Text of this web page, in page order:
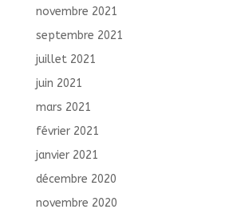
novembre 2021
septembre 2021
juillet 2021
juin 2021
mars 2021
février 2021
janvier 2021
décembre 2020
novembre 2020